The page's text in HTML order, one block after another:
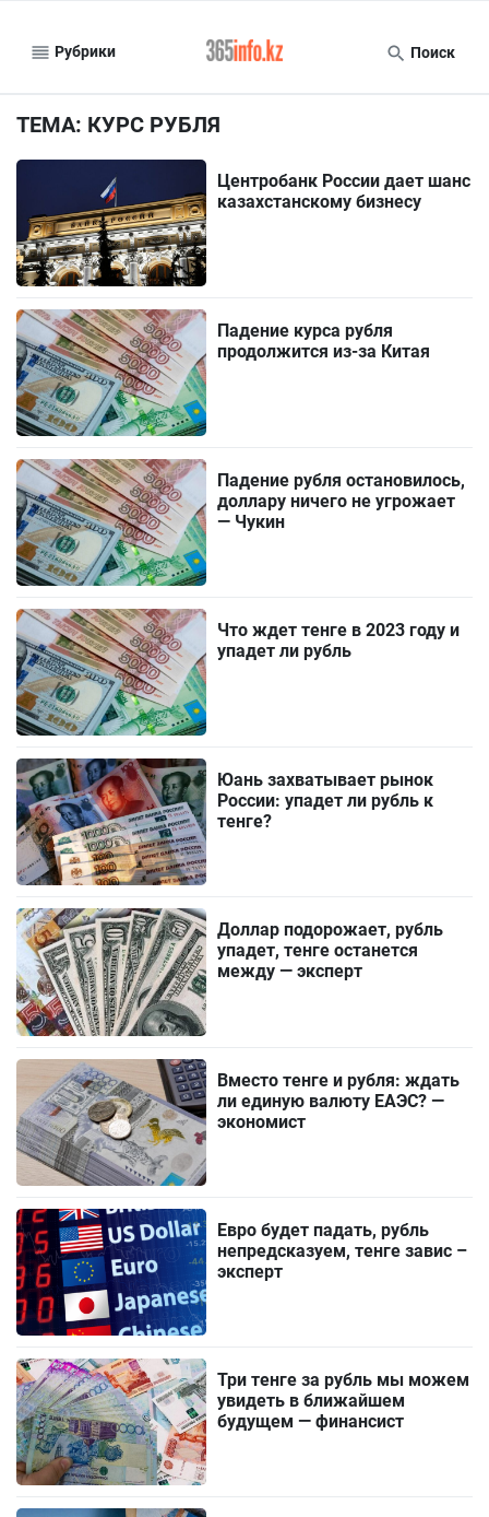
Рубрики Поиск
ТЕМА: КУРС РУБЛЯ
Центробанк России дает шанс
казахстанскому бизнесу
Падение курса рубля
продолжится из-за Китая
Падение рубля остановилось,
доллару ничего не угрожает
— Чукин
Что ждет тенге в 2023 году и
упадет ли рубль
Юань захватывает рынок
России: упадет ли рубль к
тенге?
Доллар подорожает, рубль
упадет, тенге останется
между — эксперт
Вместо тенге и рубля: ждать
ли единую валюту ЕАЭС? —
экономист
Евро будет падать, рубль
непредсказуем, тенге завис –
эксперт
Три тенге за рубль мы можем
увидеть в ближайшем
будущем — финансист